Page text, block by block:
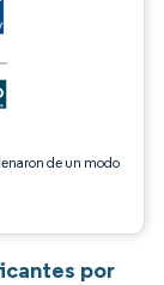
de un modo
por